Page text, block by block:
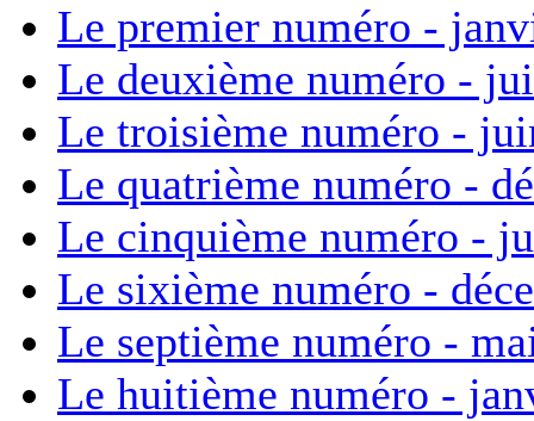
Le premier numéro -
Le deuxième numéro -
Le troisième numéro -
Le quatrième numéro -
Le cinquième numéro -
Le sixième numéro -
Le septième numéro -
Le huitième numéro -